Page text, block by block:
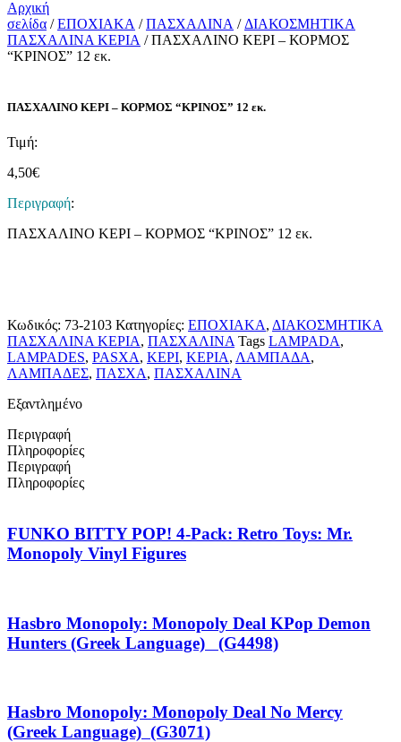
Αρχική
σελίδα /ΕΠΟΧΙΑΚΑ /ΠΑΣΧΑΛΙΝΑ / ΔΙΑΚΟΣΜΗΤΙΚΑ
ΠΑΣΧΑΛΙΝΑ ΚΕΡΙΑ / ΠΑΣΧΑΛΙΝΟ ΚΕΡΙ – ΚΟΡΜΟΣ
“ΚΡΙΝΟΣ” 12 εκ.
ΠΑΣΧΑΛΙΝΟ ΚΕΡΙ – ΚΟΡΜΟΣ “ΚΡΙΝΟΣ” 12 εκ.
Τιμή:
4,50€
Περιγραφή:
ΠΑΣΧΑΛΙΝΟ ΚΕΡΙ – ΚΟΡΜΟΣ “ΚΡΙΝΟΣ” 12 εκ.
Κωδικός: 73-2103 Κατηγορίες: ΕΠΟΧΙΑΚΑ, ΔΙΑΚΟΣΜΗΤΙΚΑ
ΠΑΣΧΑΛΙΝΑ ΚΕΡΙΑ, ΠΑΣΧΑΛΙΝΑ Tags LAMPADA,
LAMPADES, PASXA, ΚΕΡΙ, ΚΕΡΙΑ, ΛΑΜΠΑΔΑ,
ΛΑΜΠΑΔΕΣ, ΠΑΣΧΑ, ΠΑΣΧΑΛΙΝΑ
Εξαντλημένο
Περιγραφή
Πληροφορίες
Περιγραφή
Πληροφορίες
FUNKO BITTY POP! 4-Pack: Retro Toys: Mr.
Monopoly Vinyl Figures
Hasbro Monopoly: Monopoly Deal KPop Demon
Hunters (Greek Language) (G4498)
Hasbro Monopoly: Monopoly Deal No Mercy
(Greek Language) (G3071)